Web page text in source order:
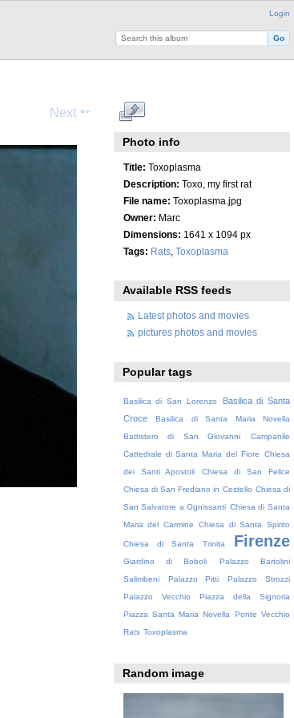
Login
Next
Photo info
Title: Toxoplasma
Description: Toxo, my first rat
File name: Toxoplasma.jpg
Owner: Marc
Dimensions: 1641 x 1094 px
Tags: Rats, Toxoplasma
Available RSS feeds
Latest photos and movies
pictures photos and movies
Popular tags
Basilica di San Lorenzo
Basilica di Santa
Croce
Basilica di Santa Maria Novella
Battistero di San Giovanni
Campanile
Cattedrale di Santa Maria del Fiore
Chiesa
dei Santi Apostoli
Chiesa di San Felice
Chiesa di San Frediano in Cestello Chiesa di
San Salvatore a Ognissanti Chiesa di Santa
Maria del Carmine
Chiesa di Santa Spirito
Chiesa di Santa Trinita Firenze
Giardino di Boboli
Palazzo Bartolini
Salimbeni
Palazzo Pitti
Palazzo Strozzi
Palazzo Vecchio
Piazza della Signoria
Piazza Santa Maria Novella
Ponte Vecchio
Rats Toxoplasma
Random image